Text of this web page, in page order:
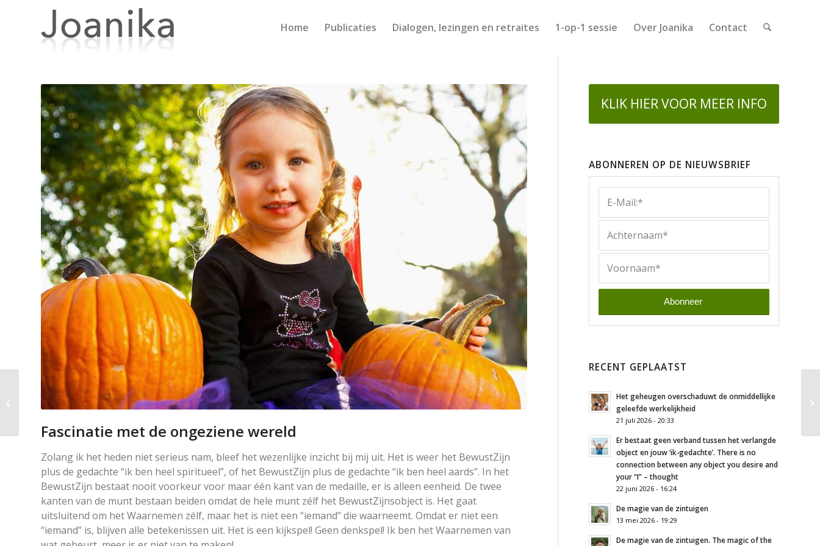
Home Publicaties Dialogen, lezingen en retraites 1-op-1 sessie Over Joanika Contact
Fascinatie met de ongeziene wereld
Zolang ik het heden niet serieus nam, bleef het wezenlijke inzicht bij mij uit. Het is weer het BewustZijn
plus de gedachte “ik ben heel spiritueel”, of het BewustZijn plus de gedachte “ik ben heel aards”. In het
BewustZijn bestaat nooit voorkeur voor maar één kant van de medaille, er is alleen eenheid. De twee
kanten van de munt bestaan beiden omdat de hele munt zélf het BewustZijnsobject is. Het gaat
uitsluitend om het Waarnemen zélf, maar het is niet een “iemand” die waarneemt. Omdat er niet een
“iemand” is, blijven alle betekenissen uit. Het is een kijkspel! Geen denkspel! Ik ben het Waarnemen van
KLIK HIER VOOR MEER INFO
ABONNEREN OP DE NIEUWSBRIEF
RECENT GEPLAATST
Het geheugen overschaduwt de onmiddellijke
geleefde werkelijkheid
21 juli 2026 - 20:33
Er bestaat geen verband tussen het verlangde
object en jouw ‘ik-gedachte’. There is no
connection between any object you desire and
your “I” – thought
22 juni 2026 - 16:24
De magie van de zintuigen
13 mei 2026 - 19:29
De magie van de zintuigen. The magic of the
De gebeurtenissen
spelen zich af in de
onverstoorbare ruimte